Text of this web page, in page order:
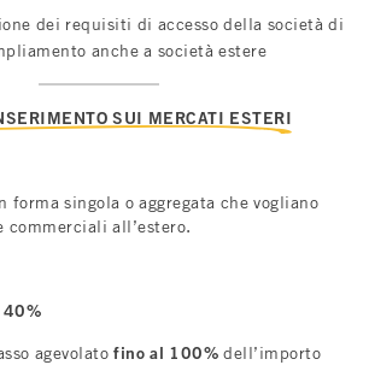
dei requisiti di accesso della società di
anche a società estere
SUI MERCATI ESTERI
forma singola o aggregata che vogliano
commerciali all’estero.
40%
agevolato fino al 100% dell’importo